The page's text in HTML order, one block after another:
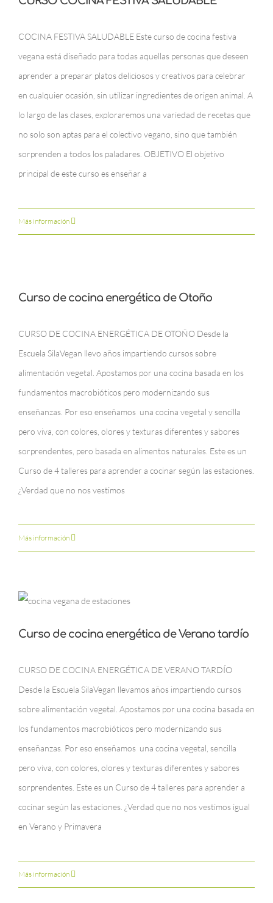
COCINA FESTIVA SALUDABLE Este curso de cocina festiva
vegana está diseñado para todas aquellas personas que deseen
aprender a preparar platos deliciosos y creativos para celebrar
en cualquier ocasión, sin utilizar ingredientes de origen animal. A
lo largo de las clases, exploraremos una variedad de recetas que
no solo son aptas para el colectivo vegano, sino que también
sorprenden a todos los paladares. OBJETIVO El objetivo
principal de este curso es enseñar a
Más información
Curso de cocina energética de Otoño
CURSO DE COCINA ENERGÉTICA DE OTOÑO Desde la
Escuela SilaVegan llevo años impartiendo cursos sobre
alimentación vegetal. Apostamos por una cocina basada en los
fundamentos macrobióticos pero modernizando sus
enseñanzas. Por eso enseñamos una cocina vegetal y sencilla
pero viva, con colores, olores y texturas diferentes y sabores
sorprendentes, pero basada en alimentos naturales. Este es un
Curso de 4 talleres para aprender a cocinar según las estaciones.
¿Verdad que no nos vestimos
Más información
Curso de cocina energética de Verano tardío
CURSO DE COCINA ENERGÉTICA DE VERANO TARDÍO
Desde la Escuela SilaVegan llevamos años impartiendo cursos
sobre alimentación vegetal. Apostamos por una cocina basada en
los fundamentos macrobióticos pero modernizando sus
enseñanzas. Por eso enseñamos una cocina vegetal, sencilla
pero viva, con colores, olores y texturas diferentes y sabores
sorprendentes. Este es un Curso de 4 talleres para aprender a
cocinar según las estaciones. ¿Verdad que no nos vestimos igual
en Verano y Primavera
Más información